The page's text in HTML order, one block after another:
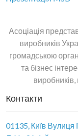
Асоціація
виробників
громадською
та бізнес
Контакти
01135, Київ Вулиця